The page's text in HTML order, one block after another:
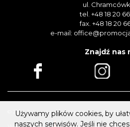
ul.
tel. +48 18 20
fax. +48 18 20
e-mail:
Znajdź nas
© 2022 Zakopane. Wszelkie prawa zastrzeżone.
Używamy plików cookies, by
naszych serwisów. Jeśli nie